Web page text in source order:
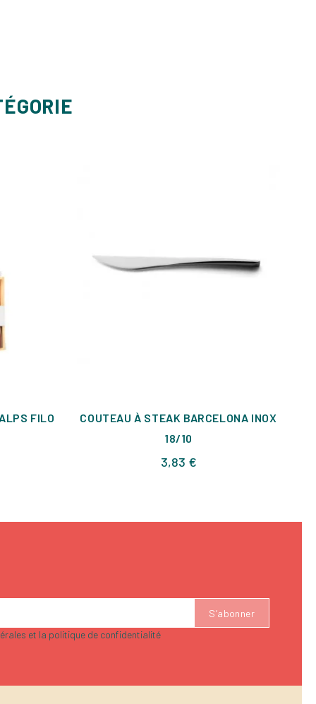
FILO
COUTEAU À STEAK BARCELONA INOX
18/10
3,83 €Prix
et la politique de confidentialité